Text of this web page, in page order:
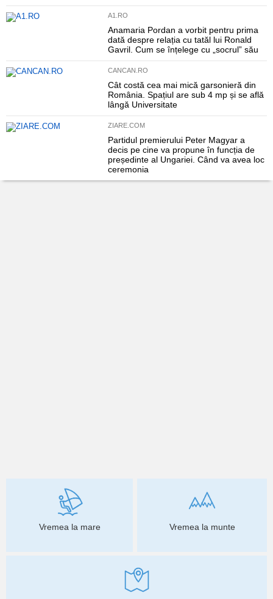
A1.RO
Anamaria Pordan a vorbit pentru prima
dată despre relația cu tatăl lui Ronald
Gavril. Cum se înțelege cu „socrul” său
CANCAN.RO
Cât costă cea mai mică garsonieră din
România. Spațiul are sub 4 mp și se află
lângă Universitate
ZIARE.COM
Partidul premierului Peter Magyar a
decis pe cine va propune în funcția de
președinte al Ungariei. Când va avea loc
ceremonia
Vremea la mare Vremea la munte